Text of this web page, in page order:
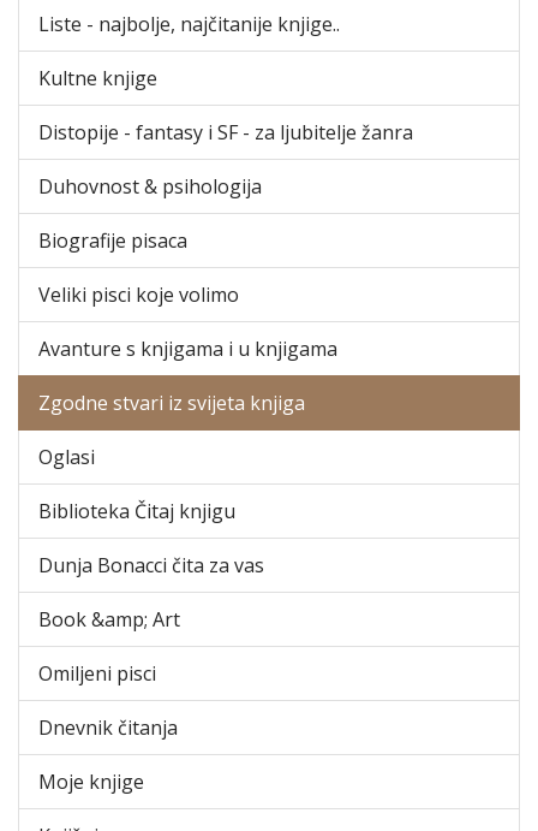
Liste - najbolje, najčitanije knjige..
Kultne knjige
Distopije - fantasy i SF - za ljubitelje žanra
Duhovnost & psihologija
Biografije pisaca
Veliki pisci koje volimo
Avanture s knjigama i u knjigama
Zgodne stvari iz svijeta knjiga
Oglasi
Biblioteka Čitaj knjigu
Dunja Bonacci čita za vas
Book &amp; Art
Omiljeni pisci
Dnevnik čitanja
Moje knjige